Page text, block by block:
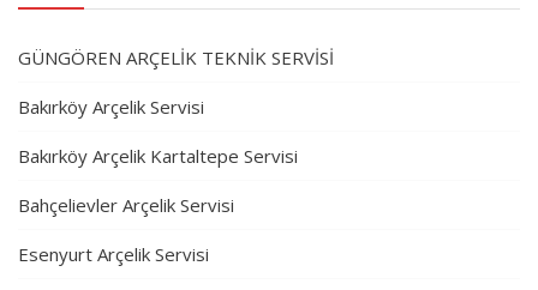
GÜNGÖREN ARÇELİK TEKNİK SERVİSİ
Bakırköy Arçelik Servisi
Bakırköy Arçelik Kartaltepe Servisi
Bahçelievler Arçelik Servisi
Esenyurt Arçelik Servisi